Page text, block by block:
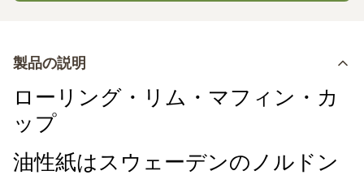
製品の説明
ローリング・リム・マフィン・カ
ップ
油性紙はスウェーデンのノルドン